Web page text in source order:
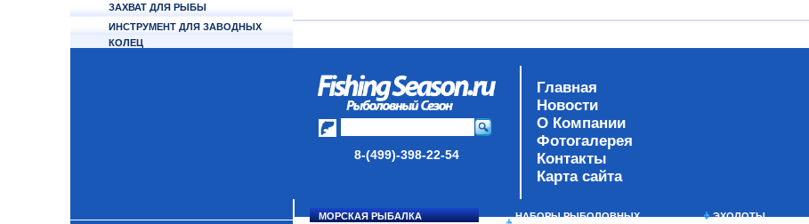
ЗАХВАТ ДЛЯ РЫБЫ
ИНСТРУМЕНТ ДЛЯ ЗАВОДНЫХ
КОЛЕЦ
8-(499)-398-22-54
Главная
Новости
О Компании
Фотогалерея
Контакты
Карта сайта
МОРСКАЯ РЫБАЛКА
НАБОРЫ РЫБОЛОВНЫХ
ЭХОЛОТЫ